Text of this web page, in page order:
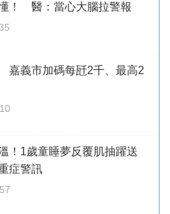
！ 醫：當心大腦拉警報
嘉義市加碼每瓩2千、最高2
！1歲童睡夢反覆肌抽躍送
症警訊